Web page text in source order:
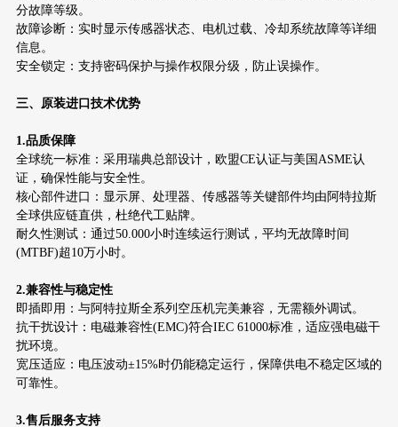
分故障等级。
故障诊断：实时显示传感器状态、电机过载、冷却系统故障等详细
信息。
安全锁定：支持密码保护与操作权限分级，防止误操作。
三、原装进口技术优势
1.品质保障
全球统一标准：采用瑞典总部设计，欧盟CE认证与美国ASME认
证，确保性能与安全性。
核心部件进口：显示屏、处理器、传感器等关键部件均由阿特拉斯
全球供应链直供，杜绝代工贴牌。
耐久性测试：通过50.000小时连续运行测试，平均无故障时间
(MTBF)超10万小时。
2.兼容性与稳定性
即插即用：与阿特拉斯全系列空压机完美兼容，无需额外调试。
抗干扰设计：电磁兼容性(EMC)符合IEC 61000标准，适应强电磁干
扰环境。
宽压适应：电压波动±15%时仍能稳定运行，保障供电不稳定区域的
可靠性。
3.售后服务支持